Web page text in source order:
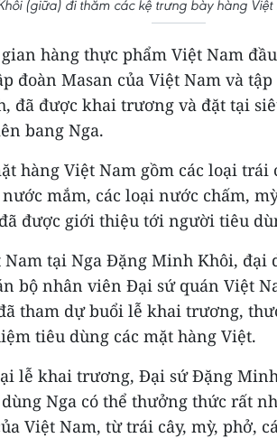
(giữa) đi thăm các kệ trưng bày hàng
hàng thực phẩm Việt Nam
đoàn Masan của Việt Nam và
đã được khai trương và đặt tại
bang Nga.
hàng Việt Nam gồm các loại
mắm, các loại nước chấm,
được giới thiệu tới người tiêu
tại Nga Đặng Minh Khôi,
bộ nhân viên Đại sứ quán Việt
tham dự buổi lễ khai trương,
tiêu dùng các mặt hàng Việt.
lễ khai trương, Đại sứ Đặng
Nga có thể thưởng thức rất
Việt Nam, từ trái cây, mỳ, phở,